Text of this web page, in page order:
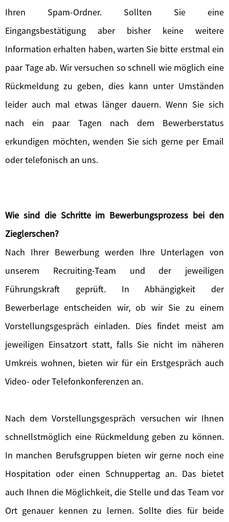
Ihren Spam-Ordner. Sollten Sie eine
Eingangsbestätigung aber bisher keine weitere
Information erhalten haben, warten Sie bitte erstmal ein
paar Tage ab. Wir versuchen so schnell wie möglich eine
Rückmeldung zu geben, dies kann unter Umständen
leider auch mal etwas länger dauern. Wenn Sie sich
nach ein paar Tagen nach dem Bewerberstatus
erkundigen möchten, wenden Sie sich gerne per Email
oder telefonisch an uns.
Wie sind die Schritte im Bewerbungsprozess bei den
Zieglerschen?
Nach Ihrer Bewerbung werden Ihre Unterlagen von
unserem Recruiting-Team und der jeweiligen
Führungskraft geprüft. In Abhängigkeit der
Bewerberlage entscheiden wir, ob wir Sie zu einem
Vorstellungsgespräch einladen. Dies findet meist am
jeweiligen Einsatzort statt, falls Sie nicht im näheren
Umkreis wohnen, bieten wir für ein Erstgespräch auch
Video- oder Telefonkonferenzen an.
Nach dem Vorstellungsgespräch versuchen wir Ihnen
schnellstmöglich eine Rückmeldung geben zu können.
In manchen Berufsgruppen bieten wir gerne noch eine
Hospitation oder einen Schnuppertag an. Das bietet
auch Ihnen die Möglichkeit, die Stelle und das Team vor
Ort genauer kennen zu lernen. Sollte dies für beide